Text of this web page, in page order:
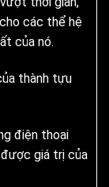
các thể hệ
của nó.
thành tựu
điện thoại
giá trị của